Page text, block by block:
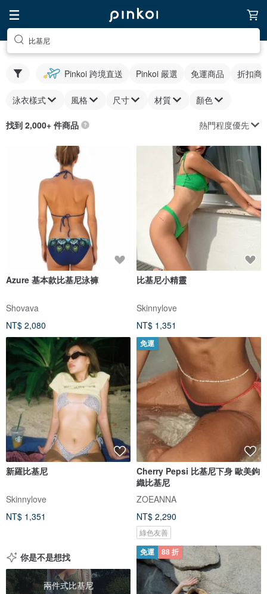
比基尼
Pinkoi 跨境直送 Pinkoi 嚴選 免運商品 折扣商
泳衣樣式 風格 尺寸 材質 顏色
找到 2,000+ 件商品 熱門程度優先
Azure 基本款比基尼泳褲
Shovava
NT$ 2,080
比基尼小精靈
Skinnylove
NT$ 1,351
新羅比基尼
Skinnylove
NT$ 1,351
免運
Cherry Pepsi 比基尼下身 歐美鉤
織比基尼
ZOEANNA
NT$ 2,290
綠色友善
你是不是想找
兩件式比基尼
免運 88 折